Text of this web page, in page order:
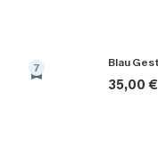
7
35,00 €